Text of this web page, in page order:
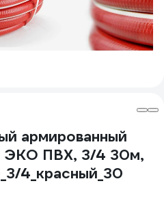
армированный
ПВХ, 3/4 30м,
4_красный_30